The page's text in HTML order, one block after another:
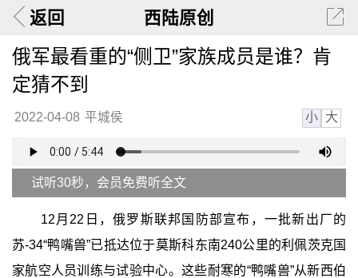
返回 西陆原创
俄军最看重的“侧卫”家族成员是谁？肯
定猜不到
2022-04-08 平城侯 小 大
试听30秒，会员免费听全文
12月22日，俄罗斯联邦国防部宣布，一批新出厂的
苏-34“鸭嘴兽”已抵达位于莫斯科东南240公里的利佩茨克国
家航空人员训练与试验中心。这些耐寒的“鸭嘴兽”从新西伯